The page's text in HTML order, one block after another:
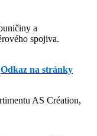
a
spojiva.
Odkaz na stránky
AS Création,